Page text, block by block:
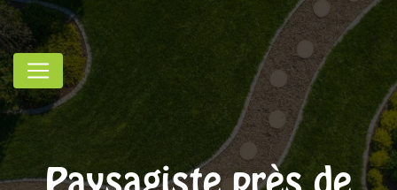
Panneau de gestion des cookies